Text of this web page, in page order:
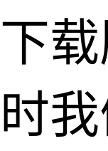
下
时